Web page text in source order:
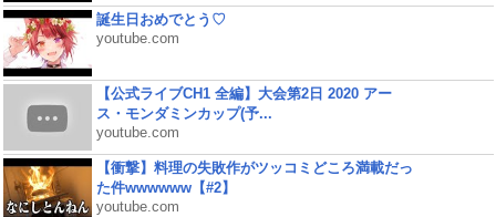
誕生日おめでとう♡
youtube.com
【公式ライブCH1 全編】大会第2日 2020 アー
ス・モンダミンカップ(予...
youtube.com
【衝撃】料理の失敗作がツッコミどころ満載だっ
た件wwwwww【#2】
youtube.com